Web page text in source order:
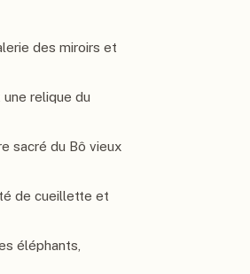
des miroirs et
relique du
sacré du Bô vieux
de cueillette et
éléphants,